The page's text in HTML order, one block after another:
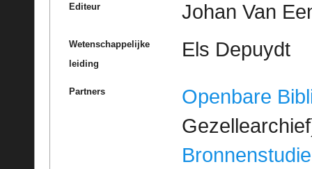
Editeur Johan Van
Wetenschappelijke
leiding
Els Depuydt
Partners
Openbare
Bronnenstudie